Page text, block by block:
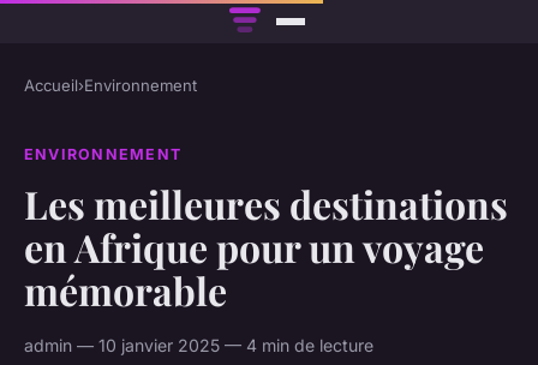
Accueil›Environnement
ENVIRONNEMENT
Les meilleures destinations
en Afrique pour un voyage
mémorable
admin — 10 janvier 2025 — 4 min de lecture